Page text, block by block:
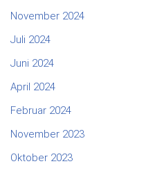
November 2024
Juli 2024
Juni 2024
April 2024
Februar 2024
November 2023
Oktober 2023